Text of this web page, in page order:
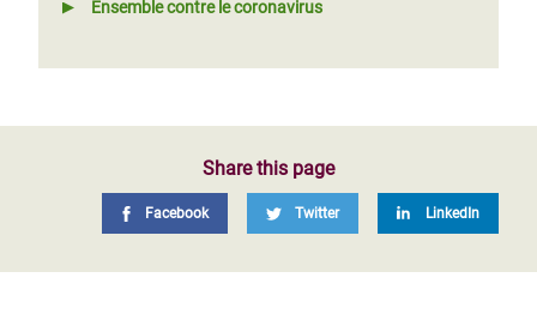
Ensemble contre le coronavirus
Share this page
Facebook Twitter LinkedIn